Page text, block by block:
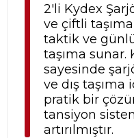
2'li Kydex
ve çiftli
taktik ve
taşıma sunar.
sayesinde
ve dış
pratik bir
tansiyon
artırılmıştır.